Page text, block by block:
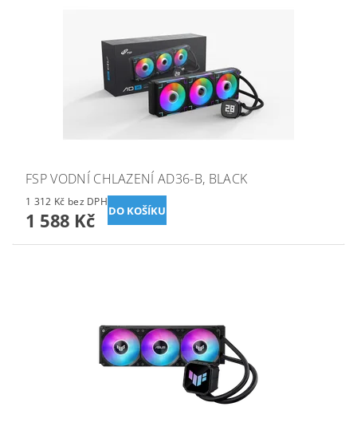
FSP VODNÍ CHLAZENÍ AD36-B, BLACK
1 312 Kč bez DPH
1 588 Kč